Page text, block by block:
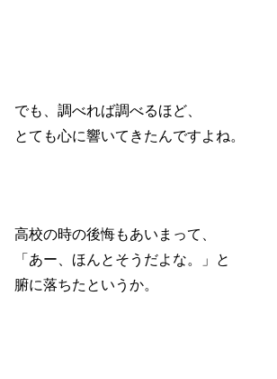
でも、調べれば調べるほど、
とても心に響いてきたんですよね。
高校の時の後悔もあいまって、
「あー、ほんとそうだよな。」と
腑に落ちたというか。